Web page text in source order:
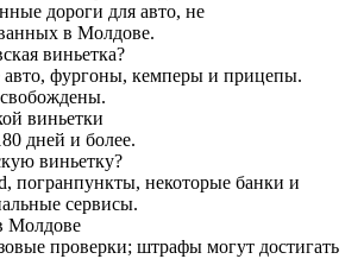
дороги для авто, не
в Молдове.
виньетка?
фургоны, кемперы и прицепы.
виньетки
дней и более.
виньетку?
погранпункты, некоторые банки и
сервисы.
Молдове
проверки; штрафы могут достигать